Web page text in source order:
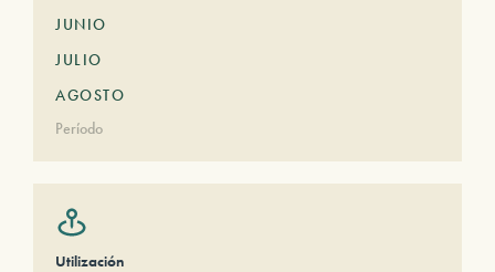
JUNIO
JULIO
AGOSTO
Período
Utilización